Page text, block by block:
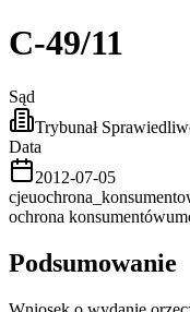
C-49/11
Sąd
Trybunał
Data
2012-07-05
cjeu
ochrona konsumentów
Podsumowanie